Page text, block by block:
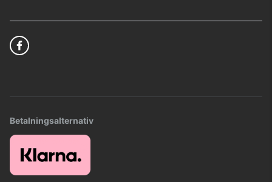
Betalningsalternativ